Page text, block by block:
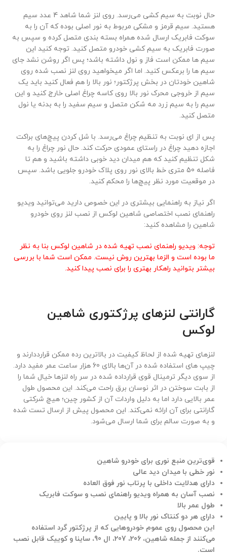
حال نوبت به سیم کشی می‌رسد. روی لنز شما شاهد 4 عدد سیم
هستید. سیم قرمز و مشکی مربوط به نور اصلی بوده که آن را به
سوکت فابریک ارسال شده همراه بسته بندی متصل کرده و سپس به
صورت فابریک به سیم کشی خودرو متصل کنید. توجه کنید این
سیم ها ممکن است فاز و نول داشته باشد؛ پس اگر روشن نشد جای
سیم ها را برعکس کنید. اما اگر میخواهید روی لنز نصب شده روی
شاهین خودتان در بخش پرژکتور؛ نور بالا را هم فعال کنید باید یک
سیم از خروجی محرک نور بالا روی کاسه چراغ اصلی خارج کنید و این
سیم را به سیم زرد مه شکن متصل و سیم سفید را به بدنه یا نول
متصل کنید.
پس از ای نوبت به تنظیم چراغ می‌رسد. با شل کردن پیچ‌های براکت
اجازه دهید چراغ در راستای عمودی حرکت کند. حال نور چراغ را به
شکل تنظیم کنید که هم میدان دید خوبی داشته باشید و هم تا
فاصله 50 متری خط بالای نور روی پلاک خودرو جلویی باشد. سپس
در موقعیت مورد نظر پیچ‌ها را محکم کنید.
اگر نیاز به راهنمایی بیشتری در این خصوص دارید می‌توانید ویدیو
راهنمای نصب اختصاصی شاهین لوکس از نصب لنز روی خودرو
شاهین را مشاهده کنید:
توجه: ویدیو راهنمای نصب تهیه شده در شاهین لوکس بنا به نظر
ما بوده است و الزما بهترین روش نیست. ممکن است شما با بررسی
بیشتر بتوانید راهکار بهتری را برای نصب پیدا کنید.
گارانتی لنزهای پرژکتوری شاهین
لوکس
لنزهای تهیه شده از لحاظ کیفیت در بالاترین رده ممکن قرارددارند و
چیپ های استفاده شده در آن‌ها بالای 60 هزار ساعت عمر مفید دارد.
از سوی دیگر ترمینال قوی قرارداده شده در سر راه لنزها خیال شما را
از بابت سوختن در اثر نوسان برق راحت می‌کند. این محصول طول
عمر بالایی دارد اما به دلیل واردات آن از کشور چین؛ هیچ شرکتی
گارانتی برای آن ارائه نمی‌کند. این محصول پیش از ارسال تست شده
و به صورت سالم برای شما ارسال می‌شود.
قوی‌ترین منبع نوری برای خودرو شاهین
نور خطی با میدان دید عالی
دارای هدلایت داخلی با پرتاب نور فوق العاده
نصب آسان به همراه ویدیو راهنمای نصب و سوکت فابریک
طول عمر بالا
دارای هر دو کنتاک نور بالا و پایین
این محصول روی عموم خودروهایی که از پرژکتور گرد استفاده
می‌کنند از جمله شاهین، 206، 207، ال 90، ساینا و کوییک قابل نصب
است.